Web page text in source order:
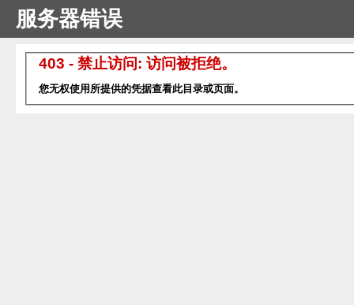
服务器错误
403 - 禁止访问: 访问被拒绝。
您无权使用所提供的凭据查看此目录或页面。